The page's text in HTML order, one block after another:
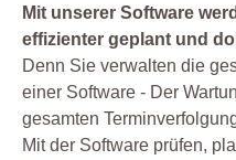
Mit unserer Software
effizienter geplant und
Denn Sie verwalten die
einer Software - Der
gesamten
Mit der Software prüfen,